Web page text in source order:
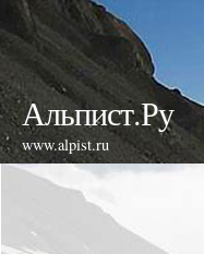
Альпист.Ру
www.alpist.ru